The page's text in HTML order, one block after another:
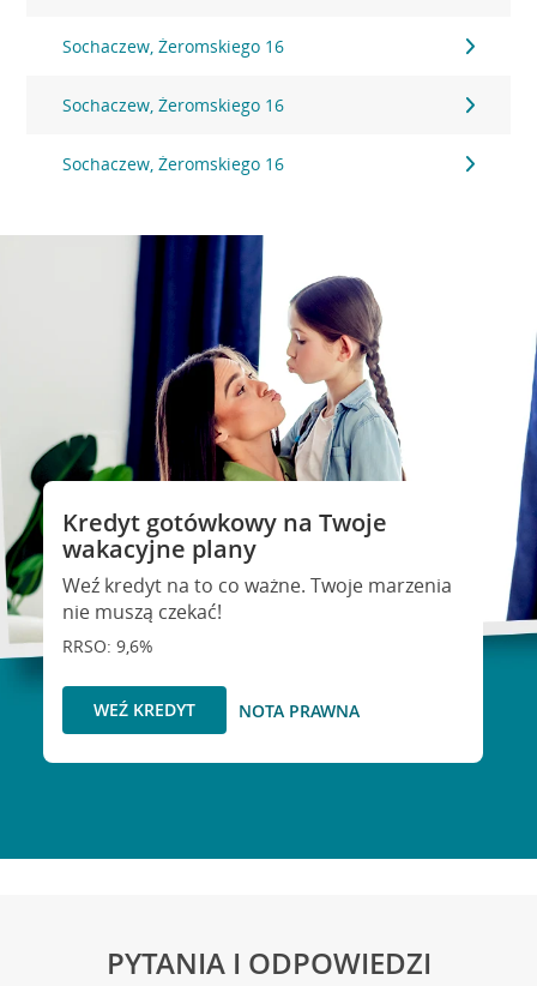
Sochaczew, Żeromskiego 16
Sochaczew, Żeromskiego 16
Sochaczew, Żeromskiego 16
Kredyt gotówkowy na Twoje
wakacyjne plany
Weź kredyt na to co ważne. Twoje marzenia
nie muszą czekać!
RRSO: 9,6%
WEŹ KREDYT NOTA PRAWNA
PYTANIA I ODPOWIEDZI